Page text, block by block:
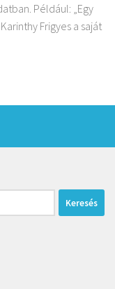
Például: „Egy
Frigyes a saját